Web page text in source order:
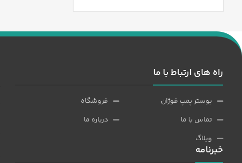
راه های ارتباط با ما
بوستر پمپ فوژان
تماس با ما
وبلاگ
فروشگاه
درباره ما
خبرنامه